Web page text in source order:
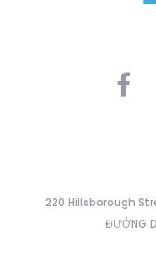
220 Hillsborough
ĐƯỜNG